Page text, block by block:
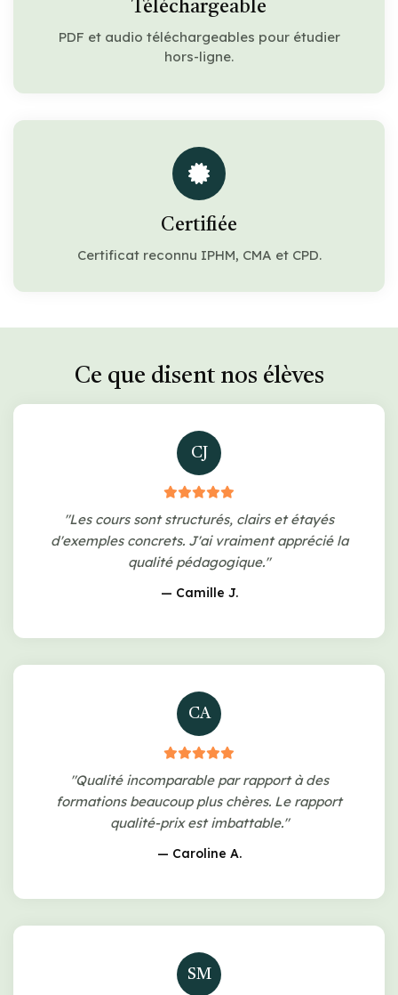
Téléchargeable
PDF et audio téléchargeables pour étudier
hors-ligne.
Certifiée
Certificat reconnu IPHM, CMA et CPD.
Ce que disent nos élèves
CJ
"Les cours sont structurés, clairs et étayés
d'exemples concrets. J'ai vraiment apprécié la
qualité pédagogique."
— Camille J.
CA
"Qualité incomparable par rapport à des
formations beaucoup plus chères. Le rapport
qualité-prix est imbattable."
— Caroline A.
SM